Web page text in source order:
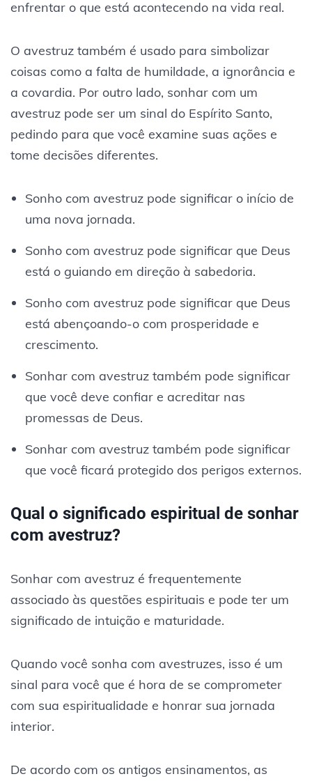
enfrentar o que está acontecendo na vida real.
O avestruz também é usado para simbolizar
coisas como a falta de humildade, a ignorância e
a covardia. Por outro lado, sonhar com um
avestruz pode ser um sinal do Espírito Santo,
pedindo para que você examine suas ações e
tome decisões diferentes.
Sonho com avestruz pode significar o início de
uma nova jornada.
Sonho com avestruz pode significar que Deus
está o guiando em direção à sabedoria.
Sonho com avestruz pode significar que Deus
está abençoando-o com prosperidade e
crescimento.
Sonhar com avestruz também pode significar
que você deve confiar e acreditar nas
promessas de Deus.
Sonhar com avestruz também pode significar
que você ficará protegido dos perigos externos.
Qual o significado espiritual de sonhar
com avestruz?
Sonhar com avestruz é frequentemente
associado às questões espirituais e pode ter um
significado de intuição e maturidade.
Quando você sonha com avestruzes, isso é um
sinal para você que é hora de se comprometer
com sua espiritualidade e honrar sua jornada
interior.
De acordo com os antigos ensinamentos, as